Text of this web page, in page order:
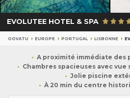
EVOLUTEE HOTEL & SPA
OOVATU EUROPE PORTUGAL LISBONNE
A proximité immédiate des
Chambres spacieuses avec
Jolie piscine
À 20 min du centre